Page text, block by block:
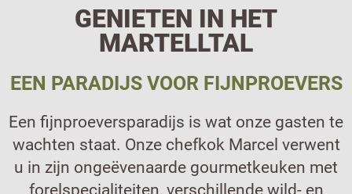
GENIETEN IN HET
MARTELLTAL
EEN PARADIJS VOOR FIJNPROEVERS
Een fijnproeversparadijs is wat onze gasten te
wachten staat. Onze chefkok Marcel verwent
u in zijn ongeëvenaarde gourmetkeuken met
forelspecialiteiten, verschillende wild- en